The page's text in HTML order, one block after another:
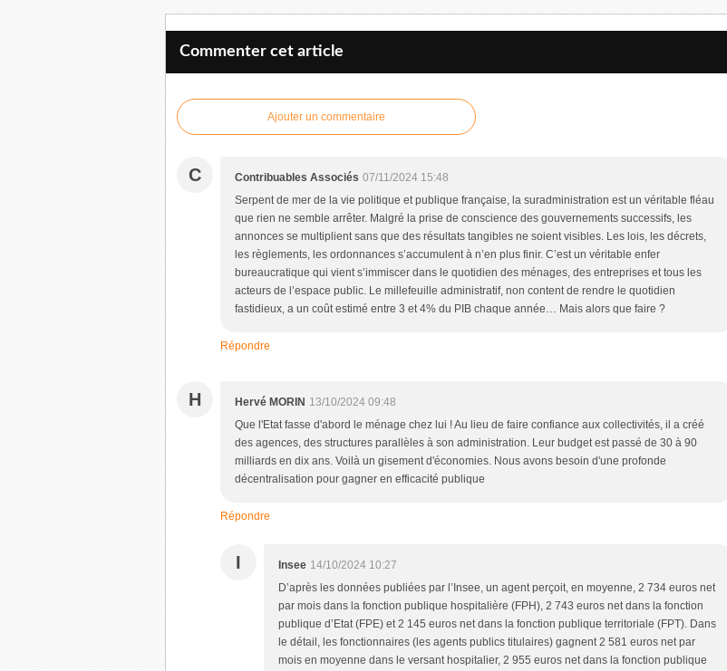
Commenter cet article
Ajouter un commentaire
C Contribuables Associés 07/11/2024 15:48
Serpent de mer de la vie politique et publique française, la suradministration est un véritable fléau
que rien ne semble arrêter. Malgré la prise de conscience des gouvernements successifs, les
annonces se multiplient sans que des résultats tangibles ne soient visibles. Les lois, les décrets,
les règlements, les ordonnances s’accumulent à n’en plus finir. C’est un véritable enfer
bureaucratique qui vient s’immiscer dans le quotidien des ménages, des entreprises et tous les
acteurs de l’espace public. Le millefeuille administratif, non content de rendre le quotidien
fastidieux, a un coût estimé entre 3 et 4% du PIB chaque année… Mais alors que faire ?
Répondre
H Hervé MORIN 13/10/2024 09:48
Que l'Etat fasse d'abord le ménage chez lui ! Au lieu de faire confiance aux collectivités, il a créé
des agences, des structures parallèles à son administration. Leur budget est passé de 30 à 90
milliards en dix ans. Voilà un gisement d'économies. Nous avons besoin d'une profonde
décentralisation pour gagner en efficacité publique
Répondre
I Insee 14/10/2024 10:27
D’après les données publiées par l’Insee, un agent perçoit, en moyenne, 2 734 euros net
par mois dans la fonction publique hospitalière (FPH), 2 743 euros net dans la fonction
publique d’Etat (FPE) et 2 145 euros net dans la fonction publique territoriale (FPT). Dans
le détail, les fonctionnaires (les agents publics titulaires) gagnent 2 581 euros net par
mois en moyenne dans le versant hospitalier, 2 955 euros net dans la fonction publique